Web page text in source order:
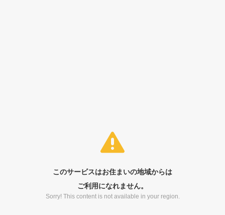
このサービスはお住まいの地域からは
ご利用になれません。
Sorry! This content is not available in your region.